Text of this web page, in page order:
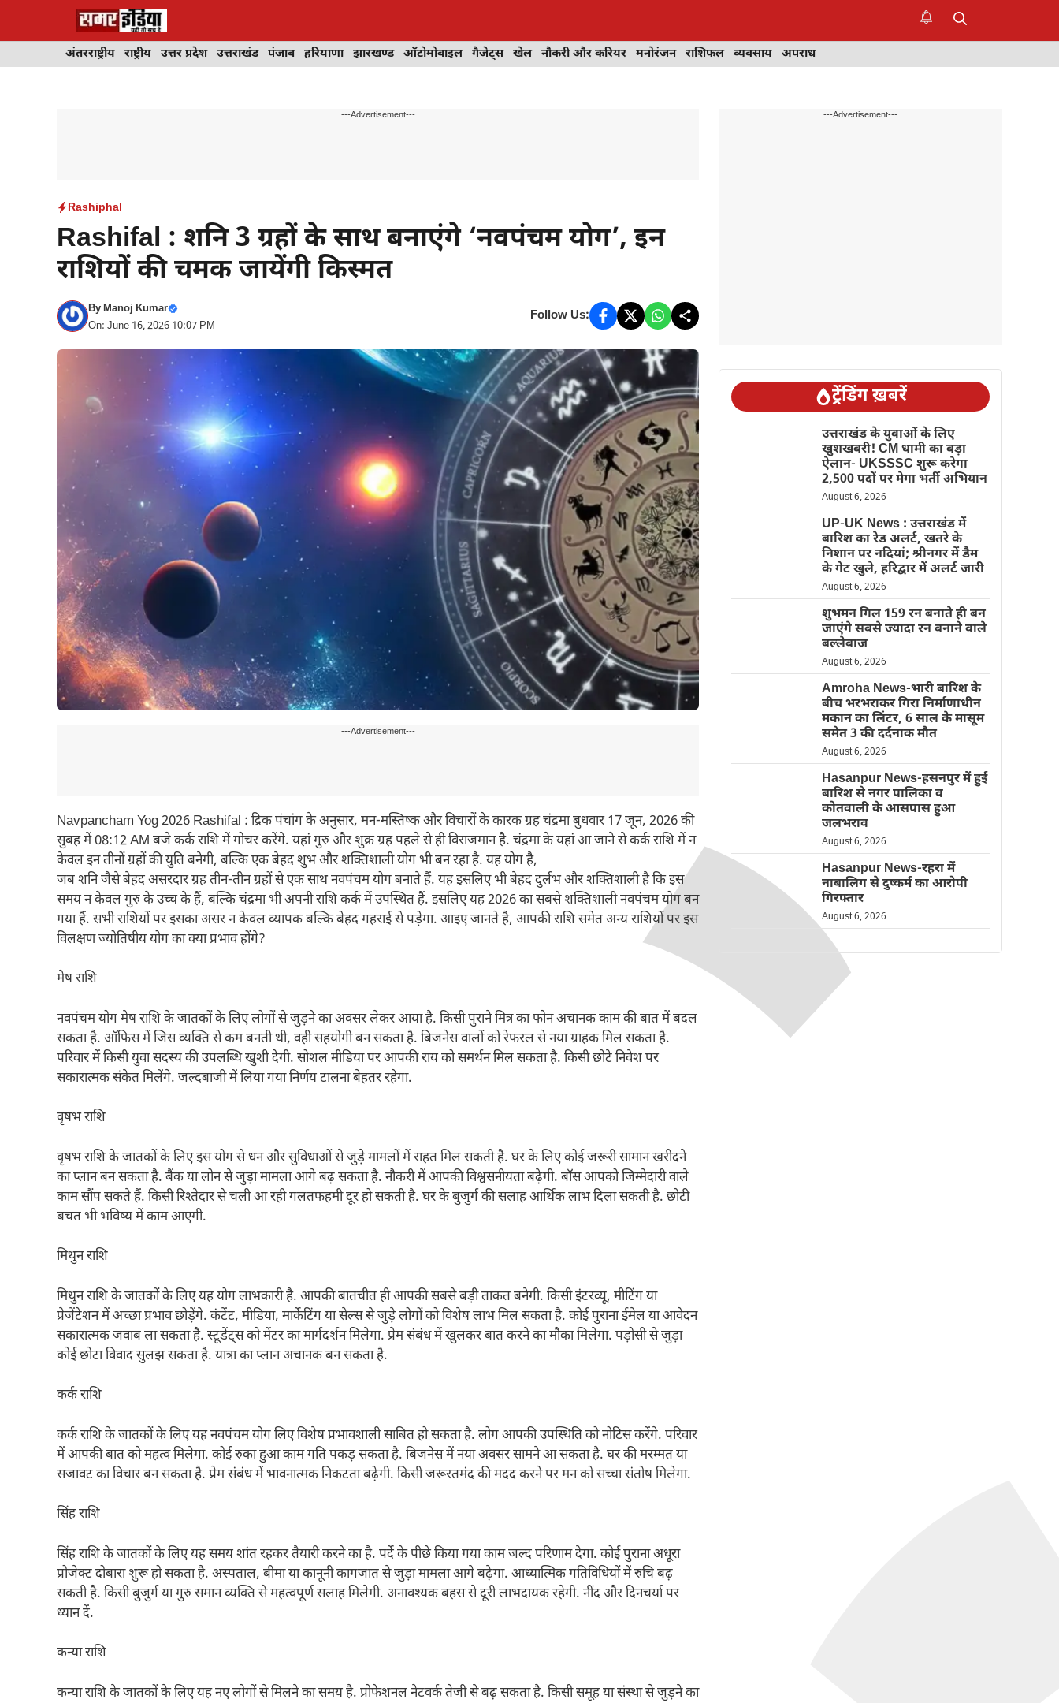
अंतरराष्ट्रीय राष्ट्रीय उत्तर प्रदेश उत्तराखंड पंजाब हरियाणा झारखण्ड ऑटोमोबाइल गैजेट्स खेल नौकरी और करियर मनोरंजन राशिफल व्यवसाय अपराध
---Advertisement---
Rashiphal
Rashifal : शनि 3 ग्रहों के साथ बनाएंगे ‘नवपंचम योग’, इन
राशियों की चमक जायेंगी किस्मत
ByManoj Kumar
On: June 16, 2026 10:07 PM
Follow Us:
---Advertisement---
Navpancham Yog 2026 Rashifal : द्रिक पंचांग के अनुसार, मन-मस्तिष्क और विचारों के कारक ग्रह चंद्रमा बुधवार 17 जून, 2026 की
सुबह में 08:12 AM बजे कर्क राशि में गोचर करेंगे. यहां गुरु और शुक्र ग्रह पहले से ही विराजमान है. चंद्रमा के यहां आ जाने से कर्क राशि में न
केवल इन तीनों ग्रहों की युति बनेगी, बल्कि एक बेहद शुभ और शक्तिशाली योग भी बन रहा है. यह योग है,
जब शनि जैसे बेहद असरदार ग्रह तीन-तीन ग्रहों से एक साथ नवपंचम योग बनाते हैं. यह इसलिए भी बेहद दुर्लभ और शक्तिशाली है कि इस
समय न केवल गुरु के उच्च के हैं, बल्कि चंद्रमा भी अपनी राशि कर्क में उपस्थित हैं. इसलिए यह 2026 का सबसे शक्तिशाली नवपंचम योग बन
गया हैं. सभी राशियों पर इसका असर न केवल व्यापक बल्कि बेहद गहराई से पड़ेगा. आइए जानते है, आपकी राशि समेत अन्य राशियों पर इस
विलक्षण ज्योतिषीय योग का क्या प्रभाव होंगे?
मेष राशि
नवपंचम योग मेष राशि के जातकों के लिए लोगों से जुड़ने का अवसर लेकर आया है. किसी पुराने मित्र का फोन अचानक काम की बात में बदल
सकता है. ऑफिस में जिस व्यक्ति से कम बनती थी, वही सहयोगी बन सकता है. बिजनेस वालों को रेफरल से नया ग्राहक मिल सकता है.
परिवार में किसी युवा सदस्य की उपलब्धि खुशी देगी. सोशल मीडिया पर आपकी राय को समर्थन मिल सकता है. किसी छोटे निवेश पर
सकारात्मक संकेत मिलेंगे. जल्दबाजी में लिया गया निर्णय टालना बेहतर रहेगा.
वृषभ राशि
वृषभ राशि के जातकों के लिए इस योग से धन और सुविधाओं से जुड़े मामलों में राहत मिल सकती है. घर के लिए कोई जरूरी सामान खरीदने
का प्लान बन सकता है. बैंक या लोन से जुड़ा मामला आगे बढ़ सकता है. नौकरी में आपकी विश्वसनीयता बढ़ेगी. बॉस आपको जिम्मेदारी वाले
काम सौंप सकते हैं. किसी रिश्तेदार से चली आ रही गलतफहमी दूर हो सकती है. घर के बुजुर्ग की सलाह आर्थिक लाभ दिला सकती है. छोटी
बचत भी भविष्य में काम आएगी.
मिथुन राशि
मिथुन राशि के जातकों के लिए यह योग लाभकारी है. आपकी बातचीत ही आपकी सबसे बड़ी ताकत बनेगी. किसी इंटरव्यू, मीटिंग या
प्रेजेंटेशन में अच्छा प्रभाव छोड़ेंगे. कंटेंट, मीडिया, मार्केटिंग या सेल्स से जुड़े लोगों को विशेष लाभ मिल सकता है. कोई पुराना ईमेल या आवेदन
सकारात्मक जवाब ला सकता है. स्टूडेंट्स को मेंटर का मार्गदर्शन मिलेगा. प्रेम संबंध में खुलकर बात करने का मौका मिलेगा. पड़ोसी से जुड़ा
कोई छोटा विवाद सुलझ सकता है. यात्रा का प्लान अचानक बन सकता है.
कर्क राशि
कर्क राशि के जातकों के लिए यह नवपंचम योग लिए विशेष प्रभावशाली साबित हो सकता है. लोग आपकी उपस्थिति को नोटिस करेंगे. परिवार
में आपकी बात को महत्व मिलेगा. कोई रुका हुआ काम गति पकड़ सकता है. बिजनेस में नया अवसर सामने आ सकता है. घर की मरम्मत या
सजावट का विचार बन सकता है. प्रेम संबंध में भावनात्मक निकटता बढ़ेगी. किसी जरूरतमंद की मदद करने पर मन को सच्चा संतोष मिलेगा.
सिंह राशि
सिंह राशि के जातकों के लिए यह समय शांत रहकर तैयारी करने का है. पर्दे के पीछे किया गया काम जल्द परिणाम देगा. कोई पुराना अधूरा
प्रोजेक्ट दोबारा शुरू हो सकता है. अस्पताल, बीमा या कानूनी कागजात से जुड़ा मामला आगे बढ़ेगा. आध्यात्मिक गतिविधियों में रुचि बढ़
सकती है. किसी बुजुर्ग या गुरु समान व्यक्ति से महत्वपूर्ण सलाह मिलेगी. अनावश्यक बहस से दूरी लाभदायक रहेगी. नींद और दिनचर्या पर
ध्यान दें.
कन्या राशि
कन्या राशि के जातकों के लिए यह नए लोगों से मिलने का समय है. प्रोफेशनल नेटवर्क तेजी से बढ़ सकता है. किसी समूह या संस्था से जुड़ने का
---Advertisement---
ट्रेंडिंग ख़बरें
उत्तराखंड के युवाओं के लिए
खुशखबरी! CM धामी का बड़ा
ऐलान- UKSSSC शुरू करेगा
2,500 पदों पर मेगा भर्ती अभियान
August 6, 2026
UP-UK News : उत्तराखंड में
बारिश का रेड अलर्ट, खतरे के
निशान पर नदियां; श्रीनगर में डैम
के गेट खुले, हरिद्वार में अलर्ट जारी
August 6, 2026
शुभमन गिल 159 रन बनाते ही बन
जाएंगे सबसे ज्यादा रन बनाने वाले
बल्लेबाज
August 6, 2026
Amroha News-भारी बारिश के
बीच भरभराकर गिरा निर्माणाधीन
मकान का लिंटर, 6 साल के मासूम
समेत 3 की दर्दनाक मौत
August 6, 2026
Hasanpur News-हसनपुर में हुई
बारिश से नगर पालिका व
कोतवाली के आसपास हुआ
जलभराव
August 6, 2026
Hasanpur News-रहरा में
नाबालिग से दुष्कर्म का आरोपी
गिरफ्तार
August 6, 2026